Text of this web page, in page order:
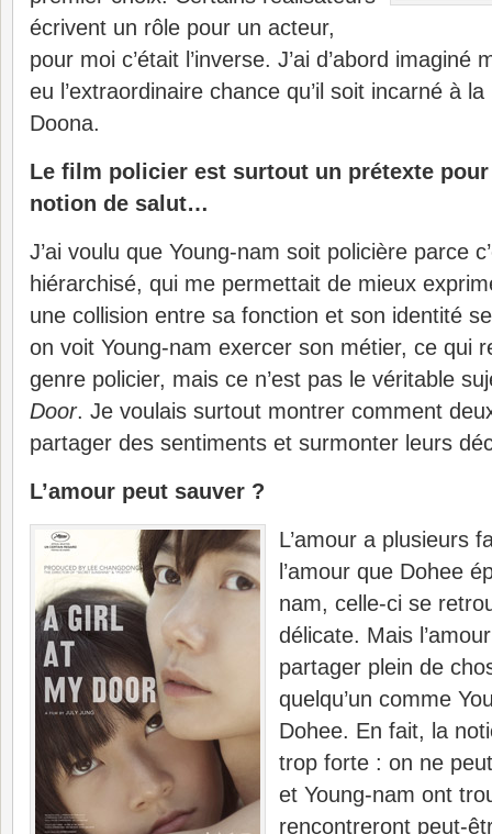
écrivent un rôle pour un acteur,
pour moi c’était l’inverse. J’ai d’abord imaginé
eu l’extraordinaire chance qu’il soit incarné à
Doona.
Le film policier est surtout un prétexte
notion de salut…
J’ai voulu que Young-nam soit policière parce
hiérarchisé, qui me permettait de mieux
une collision entre sa fonction et son identité
on voit Young-nam exercer son métier, ce qui
genre policier, mais ce n’est pas le véritable
Door. Je voulais surtout montrer comment
partager des sentiments et surmonter leurs
L’amour peut sauver ?
L’amour a plusieurs
l’amour que Dohee
nam, celle-ci se
délicate. Mais
partager plein de
quelqu’un comme
Dohee. En fait, la
trop forte : on ne
et Young-nam ont
rencontreront peut-